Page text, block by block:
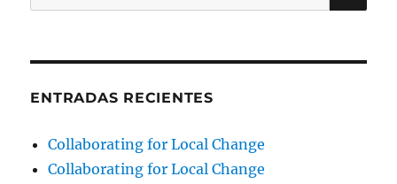
por:
ENTRADAS RECIENTES
Collaborating for Local Change
Collaborating for Local Change